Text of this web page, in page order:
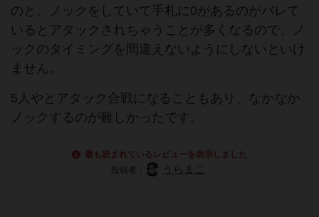
のと、ノックをしていて手札に0があるのがバレて
いるとアタックされちゃうことが多くなるので、ノ
ックのタイミングを間違えないようにしないといけ
ません。
5人やとアタック合戦になることもあり、なかなか
ノックするのが難しかったです。
最も読まれているレビューを表示しました
投稿者：
うらまこ